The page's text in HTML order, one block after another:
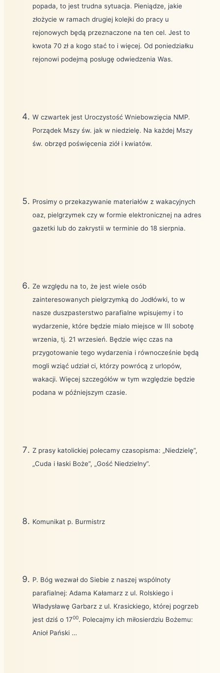
popada, to jest trudna sytuacja. Pieniądze, jakie
złożycie w ramach drugiej kolejki do pracy u
rejonowych będą przeznaczone na ten cel. Jest to
kwota 70 zł a kogo stać to i więcej. Od poniedziałku
rejonowi podejmą posługę odwiedzenia Was.
W czwartek jest Uroczystość Wniebowzięcia NMP.
Porządek Mszy św. jak w niedzielę. Na każdej Mszy
św. obrzęd poświęcenia ziół i kwiatów.
Prosimy o przekazywanie materiałów z wakacyjnych
oaz, pielgrzymek czy w formie elektronicznej na adres
gazetki lub do zakrystii w terminie do 18 sierpnia.
Ze względu na to, że jest wiele osób
zainteresowanych pielgrzymką do Jodłówki, to w
nasze duszpasterstwo parafialne wpisujemy i to
wydarzenie, które będzie miało miejsce w III sobotę
wrzenia, tj. 21 wrzesień. Będzie więc czas na
przygotowanie tego wydarzenia i równocześnie będą
mogli wziąć udział ci, którzy powrócą z urlopów,
wakacji. Więcej szczegółów w tym względzie będzie
podana w późniejszym czasie.
Z prasy katolickiej polecamy czasopisma: „Niedzielę”,
„Cuda i łaski Boże”, „Gość Niedzielny”.
Komunikat p. Burmistrz
P. Bóg wezwał do Siebie z naszej wspólnoty
parafialnej: Adama Kałamarz z ul. Rolskiego i
Władysławę Garbarz z ul. Krasickiego, której pogrzeb
jest dziś o 1700. Polecajmy ich miłosierdziu Bożemu:
Anioł Pański …